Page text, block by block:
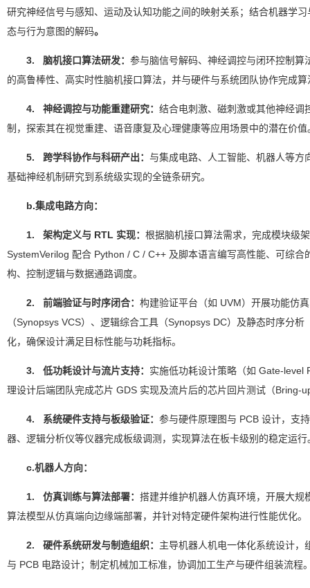
研究神经信号与感知、运动及认知功能之间的映射关系；结合机器学
态与行为意图的解码。
3. 脑机接口算法研发： 参与脑信号解码、神经调控与闭环控制算
的高鲁棒性、高实时性脑机接口算法，并与硬件与系统团队协作完成算
4. 神经调控与功能重建研究： 结合电刺激、磁刺激或其他神经调
制，探索其在视觉重建、语音康复及心理健康等应用场景中的潜在价值
5. 跨学科协作与科研产出： 与集成电路、人工智能、机器人等方
基础神经机制研究到系统级实现的全链条研究。
b.集成电路方向：
1. 架构定义与 RTL 实现： 根据脑机接口算法需求，完成模块级
SystemVerilog 配合 Python / C / C++ 及脚本语言编写高性能、可综合
构、控制逻辑与数据通路调度。
2. 前端验证与时序闭合： 构建验证平台（如 UVM）开展功能仿
（Synopsys VCS）、逻辑综合工具（Synopsys DC）及静态时序分析
化，确保设计满足目标性能与功耗指标。
3. 低功耗设计与流片支持： 实施低功耗设计策略（如 Gate-level
理设计后端团队完成芯片 GDS 实现及流片后的芯片回片测试（Bring-
4. 系统硬件支持与板级验证： 参与硬件原理图与 PCB 设计，支
器、逻辑分析仪等仪器完成板级调测，实现算法在板卡级别的稳定运行
c.机器人方向：
1. 仿真训练与算法部署： 搭建并维护机器人仿真环境，开展大规
算法模型从仿真端向边缘端部署，并针对特定硬件架构进行性能优化。
2. 硬件系统研发与制造组织： 主导机器人机电一体化系统设计，
与 PCB 电路设计；制定机械加工标准，协调加工生产与硬件组装流程